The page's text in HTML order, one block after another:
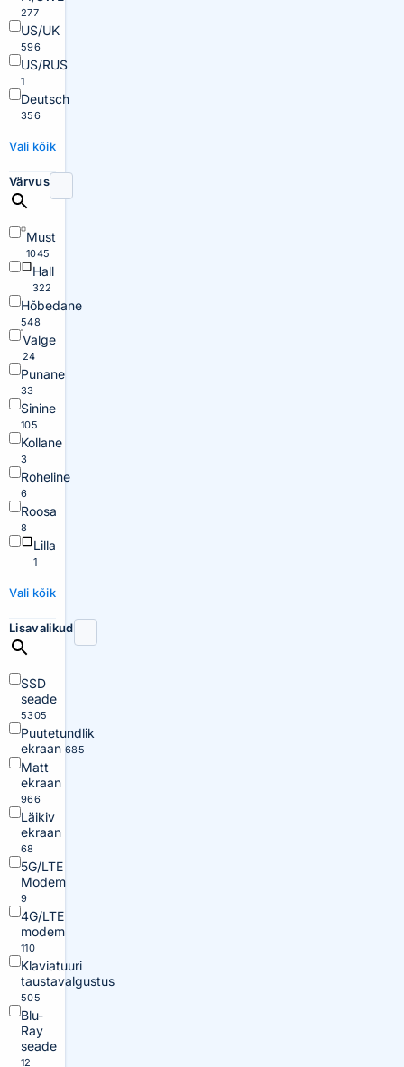
277
US/UK
596
US/RUS
1
Deutsch
356
Vali kõik
Värvus
Must
1045
Hall
322
Hõbedane
548
Valge
24
Punane
33
Sinine
105
Kollane
3
Roheline
6
Roosa
8
Lilla
1
Vali kõik
Lisavalikud
SSD
seade
5305
Puutetundlik
ekraan 685
Matt
ekraan
966
Läikiv
ekraan
68
5G/LTE
Modem
9
4G/LTE
modem
110
Klaviatuuri
taustavalgustus
505
Blu-
Ray
seade
12